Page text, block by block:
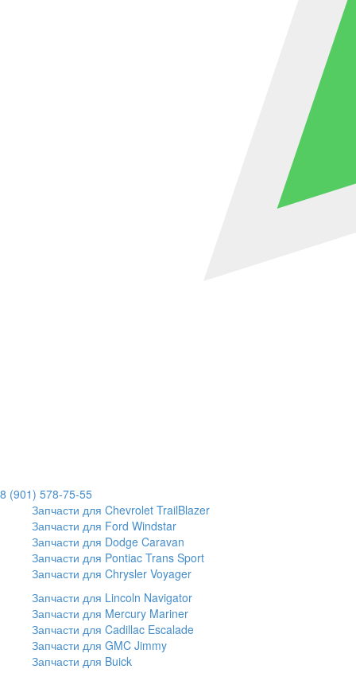
8 (901) 578-75-55
Запчасти для Chevrolet TrailBlazer
Запчасти для Ford Windstar
Запчасти для Dodge Caravan
Запчасти для Pontiac Trans Sport
Запчасти для Chrysler Voyager
Запчасти для Lincoln Navigator
Запчасти для Mercury Mariner
Запчасти для Cadillac Escalade
Запчасти для GMC Jimmy
Запчасти для Buick